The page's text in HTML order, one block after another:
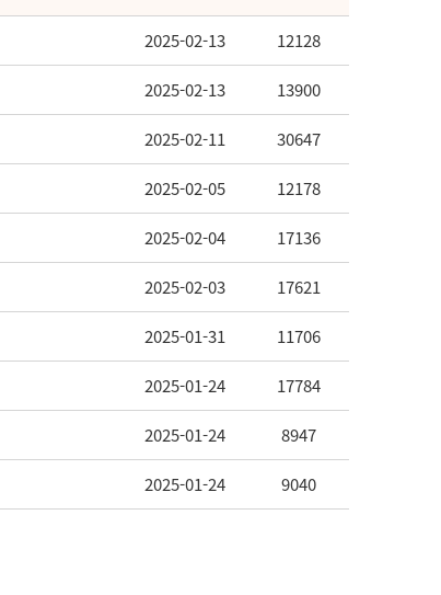
2025-02-13 12128
2025-02-13 13900
2025-02-11 30647
2025-02-05 12178
2025-02-04 17136
2025-02-03 17621
2025-01-31 11706
2025-01-24 17784
2025-01-24 8947
2025-01-24 9040